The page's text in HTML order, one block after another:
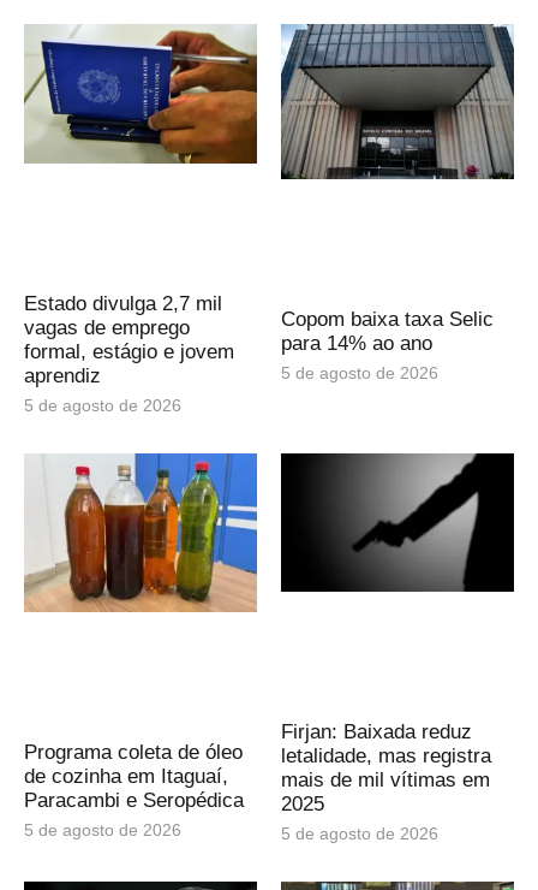
Estado divulga 2,7 mil
vagas de emprego
formal, estágio e jovem
aprendiz
5 de agosto de 2026
Copom baixa taxa Selic
para 14% ao ano
5 de agosto de 2026
Programa coleta de óleo
de cozinha em Itaguaí,
Paracambi e Seropédica
5 de agosto de 2026
Firjan: Baixada reduz
letalidade, mas registra
mais de mil vítimas em
2025
5 de agosto de 2026